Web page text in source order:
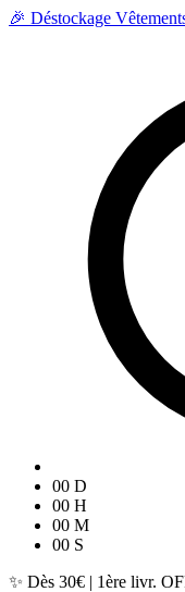
🎉 Déstockage
00 D
00 H
00 M
00 S
✨ Dès 30€ | 1ère livr.